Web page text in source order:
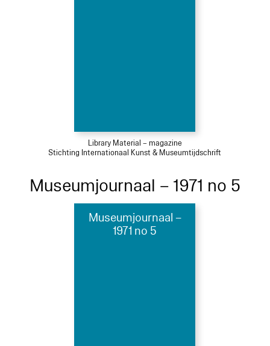
Library Material – magazine
Stichting Internationaal Kunst & Museumtijdschrift
Museumjournaal – 1971 no 5
Museumjournaal –
1971 no 5